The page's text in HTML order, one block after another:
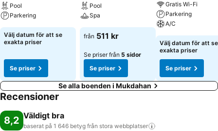
Pool
Parkering
Välj datum för att se
exakta priser
Se priser
Pool
Spa
från 511 kr
Se priser från 5 sidor
Se priser
Gratis Wi-Fi
Parkering
A/C
Välj datum för att se
exakta priser
Se priser
Se alla boenden i Mukdahan
Recensioner
8,2 Väldigt bra
baserat på 1 646 betyg från stora webbplatser